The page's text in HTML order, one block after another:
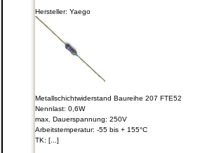
Hersteller: Yaego
Metallschichtwiderstand Baureihe 207 FTE52
Nennlast: 0,6W
max. Dauerspannung: 250V
Arbeitstemperatur: -55 bis + 155°C
TK: [...]